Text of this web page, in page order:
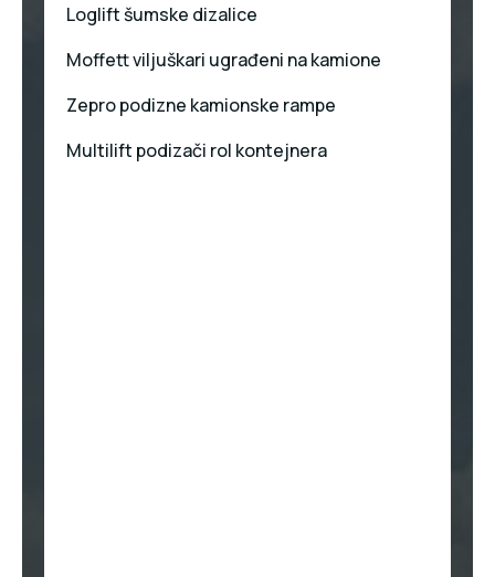
Loglift šumske dizalice
Moffett viljuškari ugrađeni na kamione
Zepro podizne kamionske rampe
Multilift podizači rol kontejnera